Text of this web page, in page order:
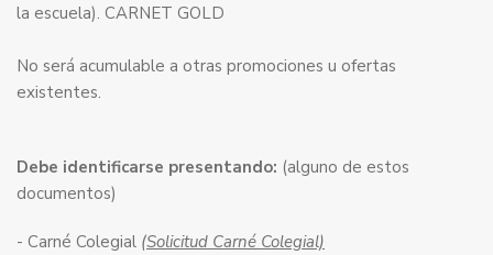
la escuela). CARNET GOLD
No será acumulable a otras promociones u ofertas
existentes.
Debe identificarse presentando: (alguno de estos
documentos)
- Carné Colegial (Solicitud Carné Colegial)